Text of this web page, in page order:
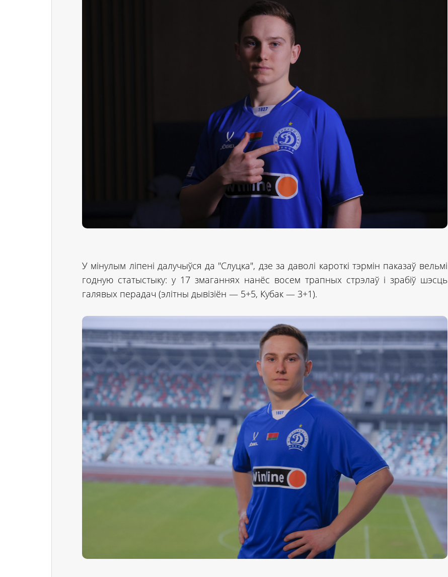
У мінулым ліпені далучыўся да "Слуцка", дзе за даволі кароткі тэрмін паказаў вельмі
годную статыстыку: у 17 змаганнях нанёс восем трапных стрэлаў і зрабіў шэсць
галявых перадач (элітны дывізіён — 5+5, Кубак — 3+1).